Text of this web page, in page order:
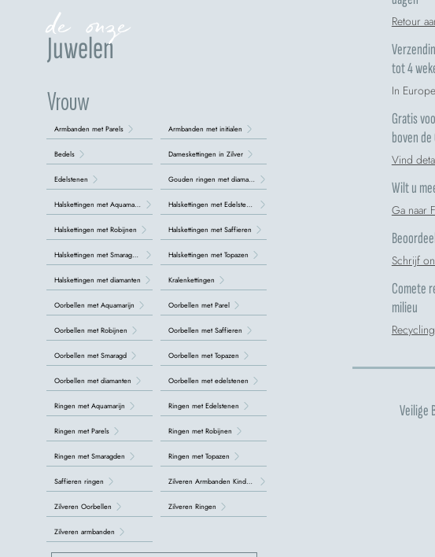
Juwelen
de onze
Vrouw
Armbanden met Parels
Bedels
Edelstenen
Halskettingen met Aquamarijn
Halskettingen met Robijnen
Halskettingen met Smaragden
Halskettingen met diamanten
Oorbellen met Aquamarijn
Oorbellen met Robijnen
Oorbellen met Smaragd
Oorbellen met diamanten
Ringen met Aquamarijn
Ringen met Parels
Ringen met Smaragden
Saffieren ringen
Zilveren Oorbellen
Zilveren armbanden
Armbanden met initialen
Dameskettingen in Zilver
Gouden ringen met diamanten
Halskettingen met Edelstenen
Halskettingen met Saffieren
Halskettingen met Topazen
Kralenkettingen
Oorbellen met Parel
Oorbellen met Saffieren
Oorbellen met Topazen
Oorbellen met edelstenen
Ringen met Edelstenen
Ringen met Robijnen
Ringen met Topazen
Zilveren Armbanden Kinderen
Zilveren Ringen
Retour
tot 4
In
Gratis
boven
Vind
Wilt u
Ga naar
Schrijf
Comete
milieu
Veilige